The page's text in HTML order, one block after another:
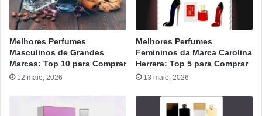
Melhores Perfumes
Masculinos de Grandes
Marcas: Top 10 para Comprar
12 maio, 2026
Melhores Perfumes
Femininos da Marca Carolina
Herrera: Top 5 para Comprar
13 maio, 2026